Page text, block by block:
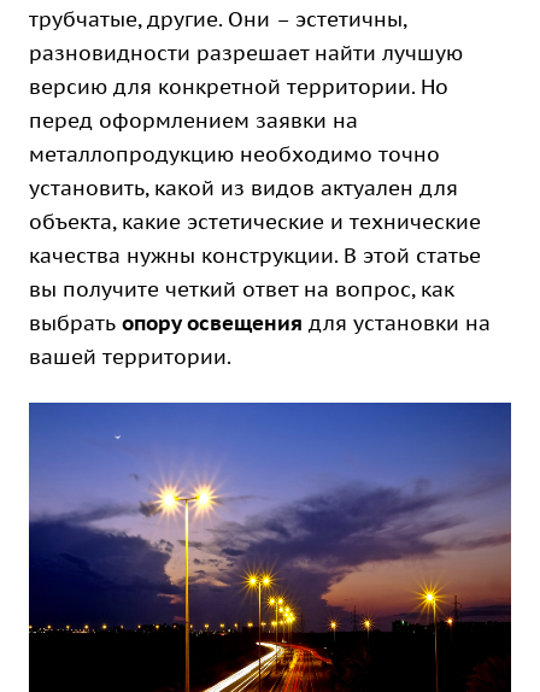
трубчатые, другие. Они – эстетичны,
разновидности разрешает найти лучшую
версию для конкретной территории. Но
перед оформлением заявки на
металлопродукцию необходимо точно
установить, какой из видов актуален для
объекта, какие эстетические и технические
качества нужны конструкции. В этой статье
вы получите четкий ответ на вопрос, как
выбрать опору освещения для установки на
вашей территории.